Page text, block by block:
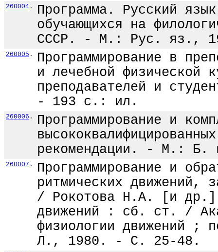
260004 .
Программа. Русский
обучающихся на
СССР. - М.: Рус. яз.,
260005 .
Программирование в
и лечебной физической
преподавателей и
- 193 с.: ил.
260006 .
Программирование и
рекомендации. - М.:
260007 .
Программирование и
ритмических движений,
/ Рокотова Н.А. [и др.]
движений : сб. ст. /
физиологии движений
Л., 1980. - С. 25-48.